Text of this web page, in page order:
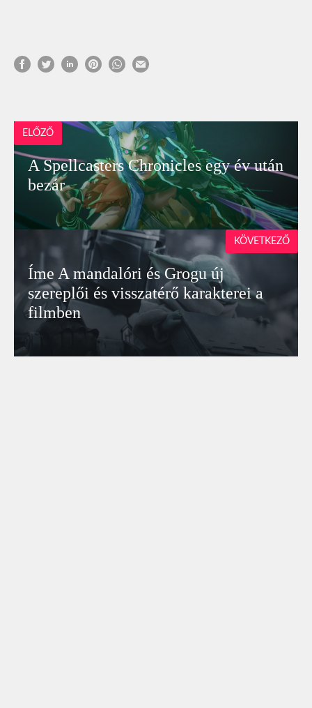
ELŐZŐ
A Spellcasters Chronicles egy év után
bezár
Íme A mandalóri és Grogu új
szereplői és visszatérő karakterei a
filmben
KÖVETKEZŐ